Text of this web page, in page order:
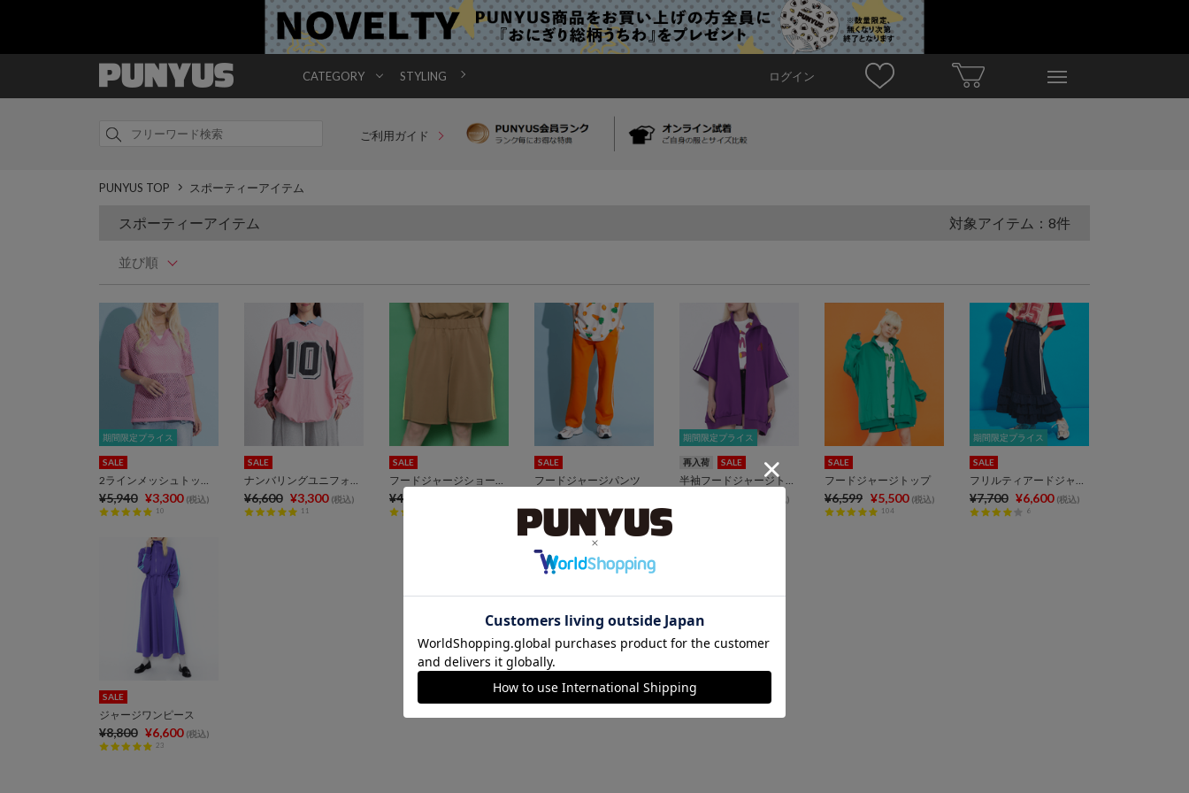
CATEGORY STYLING ログイン
ご利用ガイド
PUNYUS TOP スポーティーアイテム
スポーティーアイテム 対象アイテム：8件
並び順
期間限定プライス
期間限定プライス
SALE
2ラインメッシュトップス
¥5,940 ¥3,300 (税込)
10
SALE
ナンバリングユニフォーム
¥6,600 ¥3,300 (税込)
11
SALE
フードジャージショートパンツ
¥4,950
SALE
フードジャージパンツ
96
期間限定プライス
期間限定プライス
再入荷 SALE
半袖フードジャージトップ
(税込)
SALE
フードジャージトップ
¥6,599 ¥5,500 (税込)
104
期間限定プライス
期間限定プライス
SALE
フリルティアードジャージロングスカート
¥7,700 ¥6,600 (税込)
6
SALE
ジャージワンピース
¥8,800 ¥6,600 (税込)
23